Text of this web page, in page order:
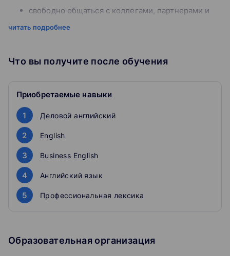
свободно общаться с коллегами, партнерами и
писать деловые письма, готовить презентации,
3. Project management
4. Leadership
5. Career ladder
6. Company presentations to clients
читать подробнее
Что вы получите после обучения
Приобретаемые навыки
1 Деловой английский
2 English
3 Business English
4 Английский язык
5 Профессиональная лексика
Образовательная организация